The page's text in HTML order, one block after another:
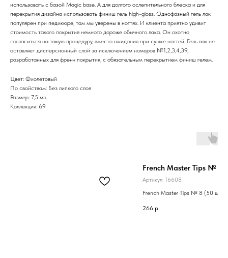
использовать с базой Magic base. А для долгого ослепительного блеска и для
перекрытия дизайна использовать финиш гель high-gloss. Однофазный гель лак
популярен при педикюре, там мы уверены в ногтях. И клиента приятно удивит
стоимость такого покрытия немного дороже обычного лака. Он охотно
согласиться на такую процедуру, вместо ожидания при сушке ногтей. Гель лак не
оставляет дисперсионный слой за исключением номеров №1,2,3,4,39,
разработанных для френч покрытия, с обязательным перекрытием финиш гелем.
Цвет: Фиолетовый
По свойствам: Без липкого слоя
Размер: 7,5 мл.
Коллекция: 69
French Master Tips № 8
Артикул: 16608
French Master Tips № 8 (50 шт)
266 р.